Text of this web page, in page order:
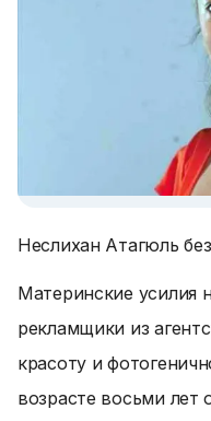
Неслихан Атагюль
Материнские усилия
рекламщики из
красоту и
возрасте восьми лет